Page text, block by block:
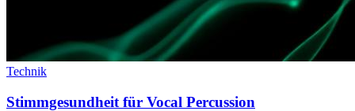
Technik
Stimmgesundheit für Vocal Percussion